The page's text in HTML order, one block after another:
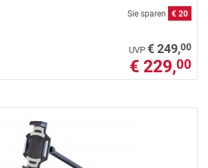
Sie sparen € 20
UVP € 249,00
€ 229,00